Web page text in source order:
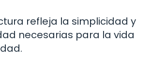
refleja la simplicidad y
necesarias para la vida